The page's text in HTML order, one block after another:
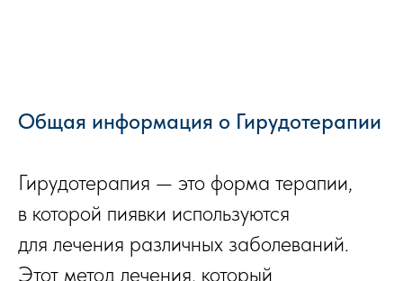
Общая информация о Гирудотерапии
Гирудотерапия — это форма терапии,
в которой пиявки используются
для лечения различных заболеваний.
Этот метод лечения, который